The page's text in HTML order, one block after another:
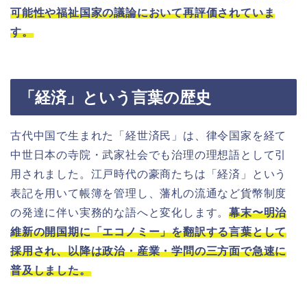
可能性や福祉国家の議論において再評価されていま
す。
「経済」という言葉の歴史
古代中国で生まれた「経世済民」は、律令国家を経て
中世日本の寺院・武家社会でも治理の理想語として引
用されました。江戸時代の豪商たちは「経済」という
表記を用いて帳簿を管理し、藩札の流通など貨幣制度
の発達に伴い実務的な語へと変化します。幕末〜明治
維新の開国期に「エコノミー」を翻訳する言葉として
採用され、以降は政治・産業・学問の三方面で急速に
普及しました。